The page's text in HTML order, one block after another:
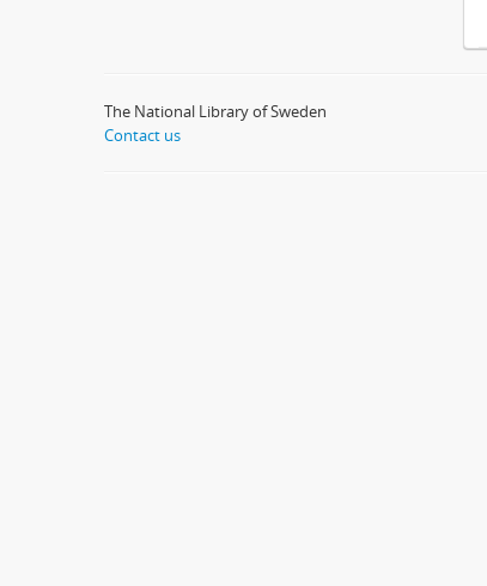
The National Library of Sweden
Contact us